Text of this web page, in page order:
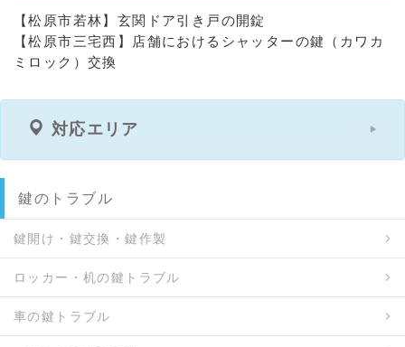
【松原市若林】玄関ドア引き戸の開錠
【松原市三宅西】店舗におけるシャッターの鍵（カワカ
ミロック）交換
対応エリア
鍵のトラブル
鍵開け・鍵交換・鍵作製
ロッカー・机の鍵トラブル
車の鍵トラブル